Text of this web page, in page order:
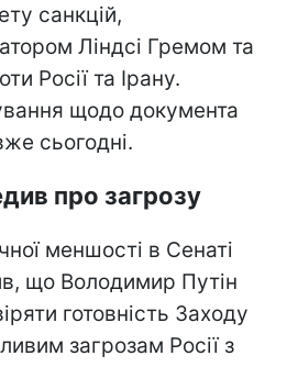
санкцій,
Ліндсі Гремом та
Росії та Ірану.
щодо документа
сьогодні.
про загрозу
меншості в Сенаті
що Володимир Путін
готовність Заходу
загрозам Росії з